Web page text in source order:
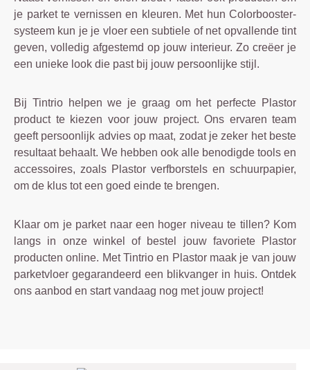
je parket te vernissen en kleuren. Met hun Colorbooster-
systeem kun je je vloer een subtiele of net opvallende tint
geven, volledig afgestemd op jouw interieur. Zo creëer je
een unieke look die past bij jouw persoonlijke stijl.
Bij Tintrio helpen we je graag om het perfecte Plastor
product te kiezen voor jouw project. Ons ervaren team
geeft persoonlijk advies op maat, zodat je zeker het beste
resultaat behaalt. We hebben ook alle benodigde tools en
accessoires, zoals Plastor verfborstels en schuurpapier,
om de klus tot een goed einde te brengen.
Klaar om je parket naar een hoger niveau te tillen? Kom
langs in onze winkel of bestel jouw favoriete Plastor
producten online. Met Tintrio en Plastor maak je van jouw
parketvloer gegarandeerd een blikvanger in huis. Ontdek
ons aanbod en start vandaag nog met jouw project!